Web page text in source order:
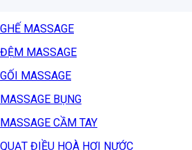
GHẾ MASSAGE
ĐỆM MASSAGE
GỐI MASSAGE
MASSAGE BỤNG
MASSAGE CẦM TAY
QUẠT ĐIỀU HOÀ HƠI NƯỚC